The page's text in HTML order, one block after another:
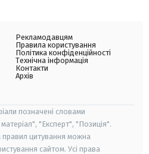
Рекламодавцям
Правила користування
Політика конфіденційності
Технічна інформація
Контакти
Архів
позначені словами
"Експерт", "Позиція".
цитування можна
сайтом. Усі права